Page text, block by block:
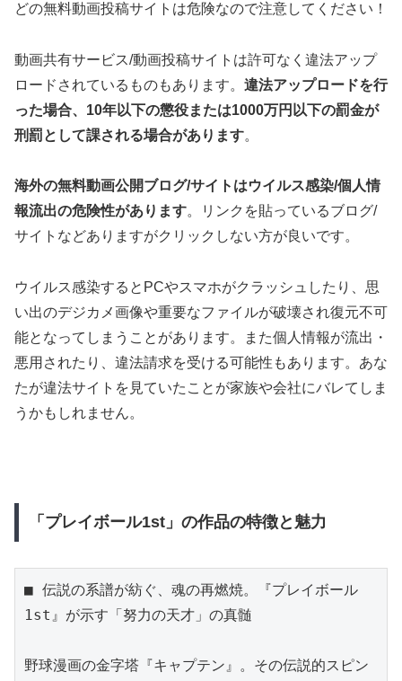
どの無料動画投稿サイトは危険なので注意してください！
動画共有サービス/動画投稿サイトは許可なく違法アップ
ロードされているものもあります。 違法アップロードを行
った場合、10年以下の懲役または1000万円以下の罰金が
刑罰として課される場合があります。
海外の無料動画公開ブログ/サイトはウイルス感染/個人情
報流出の危険性があります。リンクを貼っているブログ/
サイトなどありますがクリックしない方が良いです。
ウイルス感染するとPCやスマホがクラッシュしたり、思
い出のデジカメ画像や重要なファイルが破壊され復元不可
能となってしまうことがあります。また個人情報が流出・
悪用されたり、違法請求を受ける可能性もあります。あな
たが違法サイトを見ていたことが家族や会社にバレてしま
うかもしれません。
「プレイボール1st」の作品の特徴と魅力
■ 伝説の系譜が紡ぐ、魂の再燃焼。『プレイボール
1st』が示す「努力の天才」の真髄
野球漫画の金字塔『キャプテン』。その伝説的スピン